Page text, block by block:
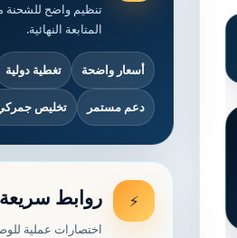
تنظيم واضح
المتابعة النهائية.
أسعار واضحة تغطية دولية
دعم مستمر تخليص
⚡ روابط سريعة
اختصارات عملية